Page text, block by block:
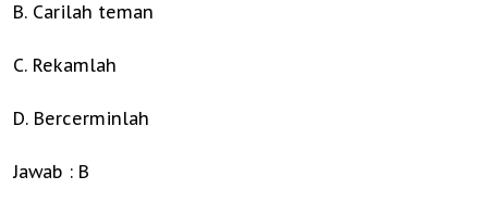
B. Carilah teman
C. Rekamlah
D. Bercerminlah
Jawab : B